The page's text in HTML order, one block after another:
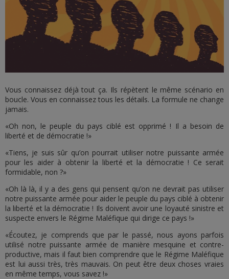
Vous connaissez déjà tout ça. Ils répètent le même scénario en
boucle. Vous en connaissez tous les détails. La formule ne change
jamais.
«Oh non, le peuple du pays ciblé est opprimé ! Il a besoin de
liberté et de démocratie !»
«Tiens, je suis sûr qu’on pourrait utiliser notre puissante armée
pour les aider à obtenir la liberté et la démocratie ! Ce serait
formidable, non ?»
«Oh là là, il y a des gens qui pensent qu’on ne devrait pas utiliser
notre puissante armée pour aider le peuple du pays ciblé à obtenir
la liberté et la démocratie ! Ils doivent avoir une loyauté sinistre et
suspecte envers le Régime Maléfique qui dirige ce pays !»
«Écoutez, je comprends que par le passé, nous ayons parfois
utilisé notre puissante armée de manière mesquine et contre-
productive, mais il faut bien comprendre que le Régime Maléfique
est lui aussi très, très mauvais. On peut être deux choses vraies
en même temps, vous savez !»